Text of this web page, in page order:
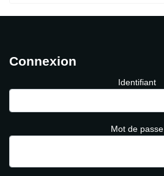
Connexion
Identifiant
Mot de passe